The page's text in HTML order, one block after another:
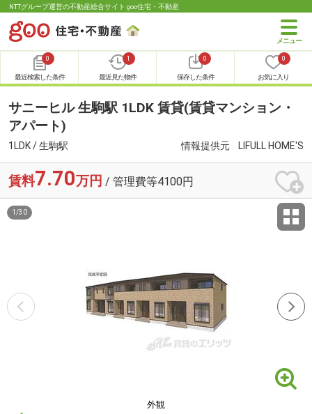
NTTグループ運営の不動産総合サイト goo住宅・不動産
0
最近検索した条件
1
最近見た物件
0
保存した条件
0
お気に入り
サニーヒル 生駒駅 1LDK 賃貸(賃貸マンション・
アパート)
1LDK / 生駒駅 情報提供元 LIFULL HOME'S
賃料7.70万円 / 管理費等4100円
外観
1 /30